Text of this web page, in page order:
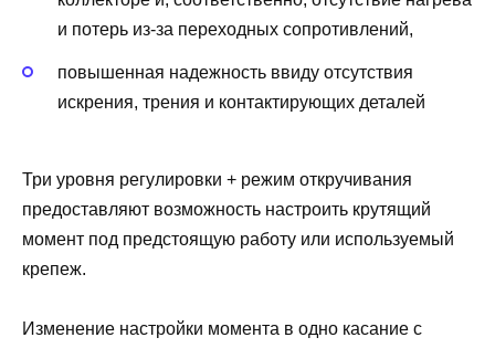
и потерь из-за переходных сопротивлений,
повышенная надежность ввиду отсутствия
искрения, трения и контактирующих деталей
Три уровня регулировки + режим откручивания
предоставляют возможность настроить крутящий
момент под предстоящую работу или используемый
крепеж.
Изменение настройки момента в одно касание с